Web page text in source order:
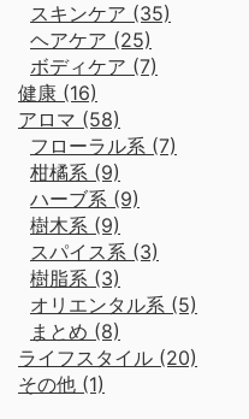
スキンケア (35)
ヘアケア (25)
ボディケア (7)
健康 (16)
アロマ (58)
フローラル系 (7)
柑橘系 (9)
ハーブ系 (9)
樹木系 (9)
スパイス系 (3)
樹脂系 (3)
オリエンタル系 (5)
まとめ (8)
ライフスタイル (20)
その他 (1)